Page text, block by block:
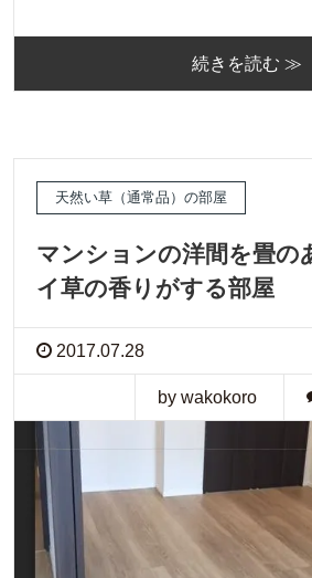
続きを読む ≫
天然い草（通常品）の部屋
マンションの洋間を畳の
イ草の香りがする部屋
2017.07.28
by wakokoro